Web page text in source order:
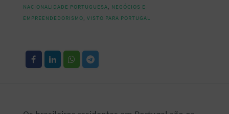
NACIONALIDADE PORTUGUESA, NEGÓCIOS E
EMPREENDEDORISMO, VISTO PARA PORTUGAL